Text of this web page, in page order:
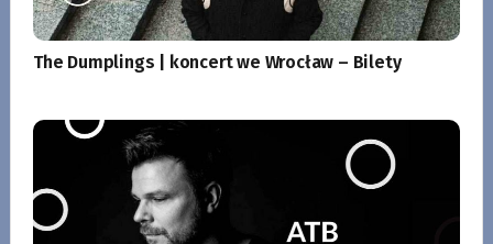
The Dumplings | koncert we Wrocław – Bilety